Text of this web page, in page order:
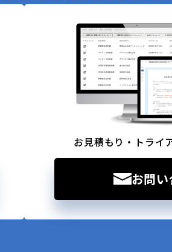
お見積もり・トライ
お問